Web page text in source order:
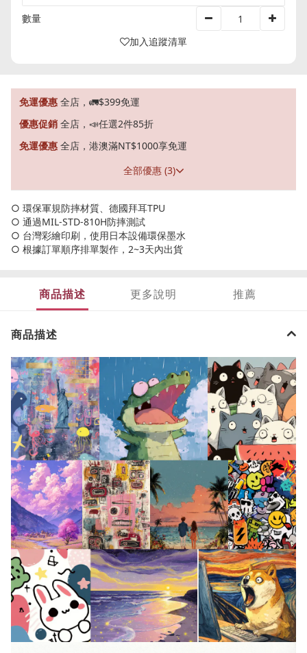
數量
加入追蹤清單
免運優惠 全店，🚛$399免運
優惠促銷 全店，📣任選2件85折
免運優惠 全店，港澳滿NT$1000享免運
全部優惠 (3)
○ 環保軍規防摔材質、德國拜耳TPU
○ 通過MIL-STD-810H防摔測試
○ 台灣彩繪印刷，使用日本設備環保墨水
○ 根據訂單順序排單製作，2~3天內出貨
商品描述 更多說明 推薦
商品描述